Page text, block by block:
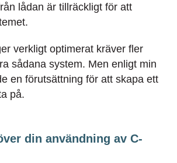
lådan är tillräckligt för att
verkligt optimerat kräver fler
sådana system. Men enligt min
en förutsättning för att skapa ett
på.
din användning av C-